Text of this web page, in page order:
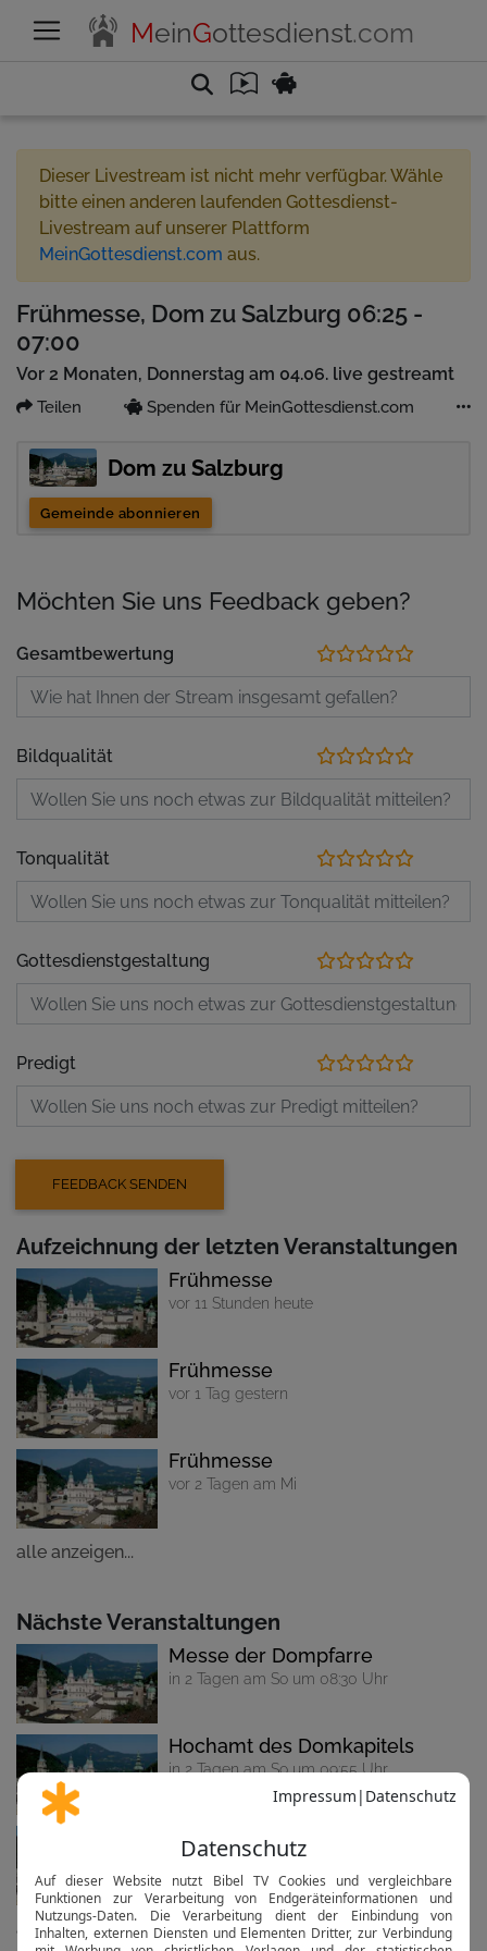
MeinGottesdienst.com
Dieser Livestream ist nicht mehr verfügbar. Wähle
bitte einen anderen laufenden Gottesdienst-
Livestream auf unserer Plattform
MeinGottesdienst.com aus.
Frühmesse, Dom zu Salzburg 06:25 -
07:00
Vor 2 Monaten, Donnerstag am 04.06. live gestreamt
Teilen Spenden für MeinGottesdienst.com
Dom zu Salzburg
Gemeinde abonnieren
Möchten Sie uns Feedback geben?
Gesamtbewertung
Bildqualität
Tonqualität
Gottesdienstgestaltung
Predigt
Aufzeichnung der letzten Veranstaltungen
Frühmesse
vor 11 Stunden heute
Frühmesse
vor 1 Tag gestern
Frühmesse
vor 2 Tagen am Mi
alle anzeigen...
Nächste Veranstaltungen
Messe der Dompfarre
in 2 Tagen am So um 08:30 Uhr
Hochamt des Domkapitels
in 2 Tagen am So um 09:55 Uhr
Frühmesse
in 3 Tagen am Mo um 06:25 Uhr
alle anzeigen...